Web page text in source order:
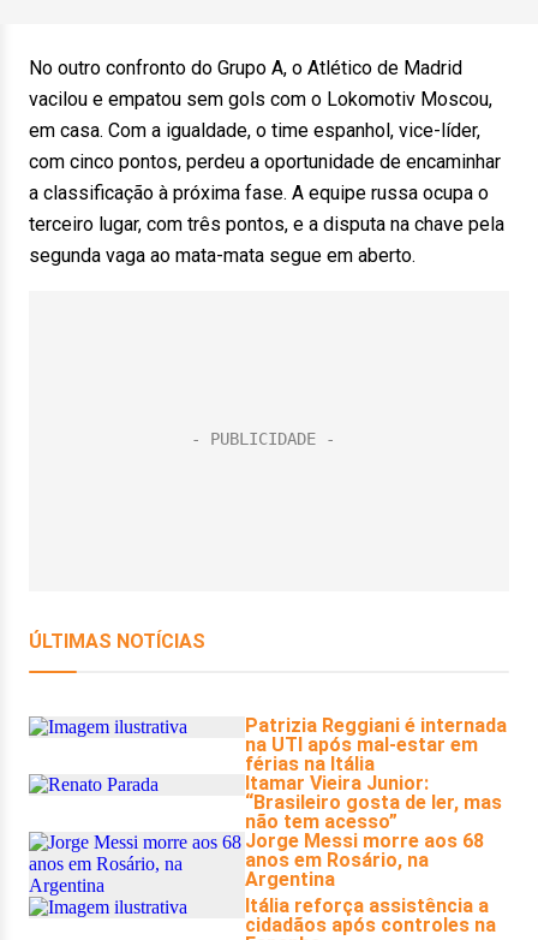
No outro confronto do Grupo A, o Atlético de Madrid
vacilou e empatou sem gols com o Lokomotiv Moscou,
em casa. Com a igualdade, o time espanhol, vice-líder,
com cinco pontos, perdeu a oportunidade de encaminhar
a classificação à próxima fase. A equipe russa ocupa o
terceiro lugar, com três pontos, e a disputa na chave pela
segunda vaga ao mata-mata segue em aberto.